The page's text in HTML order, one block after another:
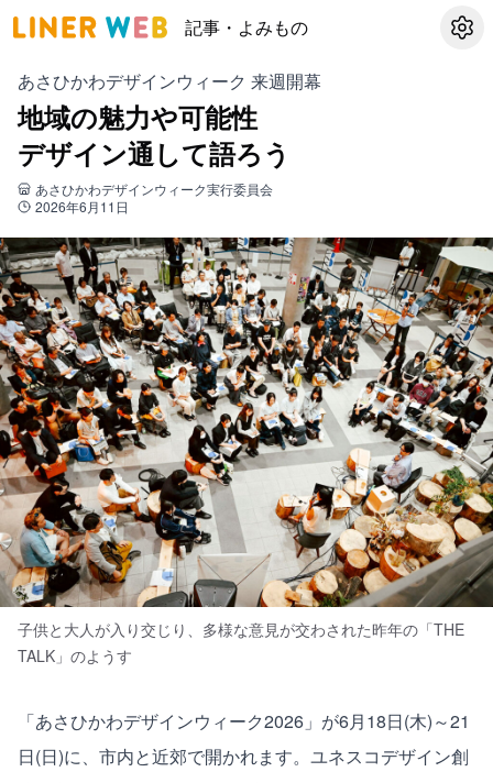
記事・よみもの 設定
あさひかわデザインウィーク 来週開幕
地域の魅力や可能性
デザイン通して語ろう
あさひかわデザインウィーク実行委員会
2026年6月11日
子供と大人が入り交じり、多様な意見が交わされた昨年の「THE
TALK」のようす
「あさひかわデザインウィーク2026」が6月18日(木)～21
日(日)に、市内と近郊で開かれます。ユネスコデザイン創